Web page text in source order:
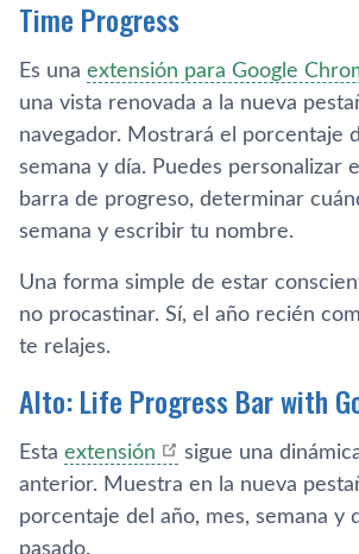
Time Progress
Es una extensión para Google
una vista renovada a la nueva
navegador. Mostrará el porcentaje
semana y día. Puedes personalizar
barra de progreso, determinar
semana y escribir tu nombre.
Una forma simple de estar
no procastinar. Sí, el año recién
te relajes.
Alto: Life Progress Bar with
Esta extensión
sigue una
anterior. Muestra en la nueva
porcentaje del año, mes, semana y
pasado.